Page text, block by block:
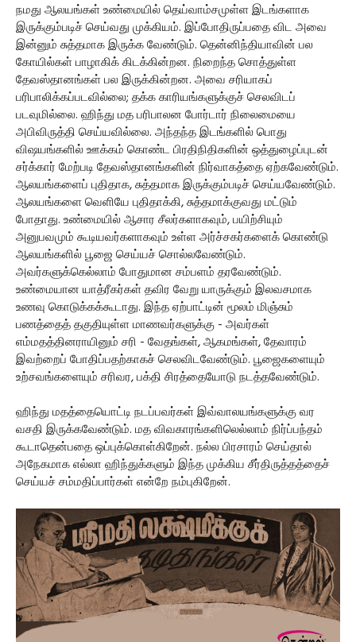
நமது ஆலயங்கள் உண்மையில் தெய்வாம்சமுள்ள இடங்களாக
இருக்கும்படிச் செய்வது முக்கியம். இப்போதிருப்பதை விட அவை
இன்னும் சுத்தமாக இருக்க வேண்டும். தென்னிந்தியாவின் பல
கோயில்கள் பாழாகிக் கிடக்கின்றன. நிறைந்த சொத்துள்ள
தேவஸ்தானங்கள் பல இருக்கின்றன. அவை சரியாகப்
பரிபாலிக்கப்படவில்லை; தக்க காரியங்களுக்குச் செலவிடப்
படவுமில்லை. ஹிந்து மத பரிபாலன போர்டார் நிலைமையை
அபிவிருத்தி செய்யவில்லை. அந்தந்த இடங்களில் பொது
விஷயங்களில் ஊக்கம் கொண்ட பிரதிநிதிகளின் ஒத்துழைப்புடன்
சர்க்கார் மேற்படி தேவஸ்தானங்களின் நிர்வாகத்தை ஏற்கவேண்டும்.
ஆலயங்களைப் புதிதாக, சுத்தமாக இருக்கும்படிச் செய்யவேண்டும்.
ஆலயங்களை வெளியே புதிதாக்கி, சுத்தமாக்குவது மட்டும்
போதாது. உண்மையில் ஆசார சீலர்களாகவும், பயிற்சியும்
அனுபவமும் கூடியவர்களாகவும் உள்ள அர்ச்சகர்களைக் கொண்டு
ஆலயங்களில் பூஜை செய்யச் சொல்லவேண்டும்.
அவர்களுக்கெல்லாம் போதுமான சம்பளம் தரவேண்டும்.
உண்மையான யாத்ரீகர்கள் தவிர வேறு யாருக்கும் இலவசமாக
உணவு கொடுக்கக்கூடாது. இந்த ஏற்பாட்டின் மூலம் மிஞ்சும்
பணத்தைத் தகுதியுள்ள மாணவர்களுக்கு - அவர்கள்
எம்மதத்தினராயினும் சரி - வேதங்கள், ஆகமங்கள், தேவாரம்
இவற்றைப் போதிப்பதற்காகச் செலவிடவேண்டும். பூஜைகளையும்
உற்சவங்களையும் சரிவர, பக்தி சிரத்தையோடு நடத்தவேண்டும்.
ஹிந்து மதத்தையொட்டி நடப்பவர்கள் இவ்வாலயங்களுக்கு வர
வசதி இருக்கவேண்டும். மத விவகாரங்களிலெல்லாம் நிர்ப்பந்தம்
கூடாதென்பதை ஒப்புக்கொள்கிறேன். நல்ல பிரசாரம் செய்தால்
அநேகமாக எல்லா ஹிந்துக்களும் இந்த முக்கிய சீர்திருத்தத்தைச்
செய்யச் சம்மதிப்பார்கள் என்றே நம்புகிறேன்.